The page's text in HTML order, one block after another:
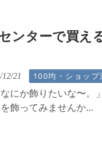
ンターで買え
12/21 100均・ショッ
にか飾りたいな〜。
飾ってみませんか...